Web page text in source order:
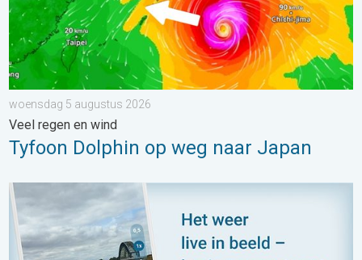
woensdag 5 augustus 2026
Veel regen en wind
Tyfoon Dolphin op weg naar Japan
Impressies maken, momenten delen. Deel wat je ziet!. . .